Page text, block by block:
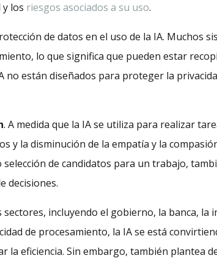
los riesgos asociados a su uso.
de datos en el uso de la IA. Muchos
lo que significa que pueden estar
no están diseñados para proteger la
. A medida que la IA se utiliza para realizar
la disminución de la empatía y la
de candidatos para un trabajo,
decisiones.
incluyendo el gobierno, la banca, la
de procesamiento, la IA se está
la eficiencia. Sin embargo, también plantea